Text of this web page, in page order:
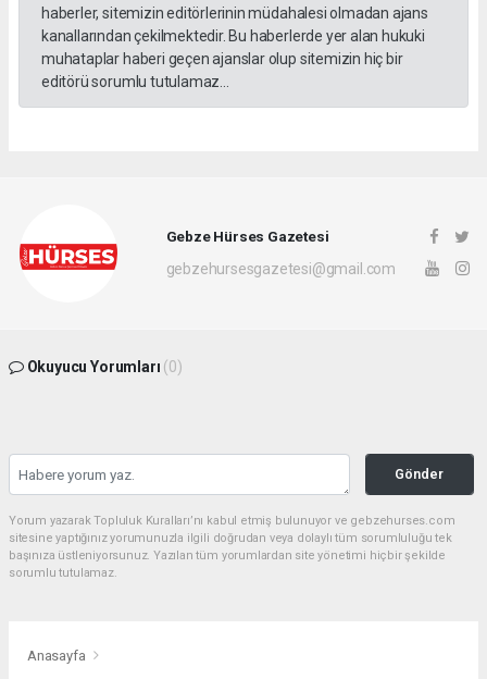
haberler, sitemizin editörlerinin müdahalesi olmadan ajans
kanallarından çekilmektedir. Bu haberlerde yer alan hukuki
muhataplar haberi geçen ajanslar olup sitemizin hiç bir
editörü sorumlu tutulamaz...
Gebze Hürses Gazetesi
gebzehursesgazetesi@gmail.com
Okuyucu Yorumları (0)
Gönder
Yorum yazarak Topluluk Kuralları’nı kabul etmiş bulunuyor ve gebzehurses.com
sitesine yaptığınız yorumunuzla ilgili doğrudan veya dolaylı tüm sorumluluğu tek
başınıza üstleniyorsunuz. Yazılan tüm yorumlardan site yönetimi hiçbir şekilde
sorumlu tutulamaz.
Anasayfa